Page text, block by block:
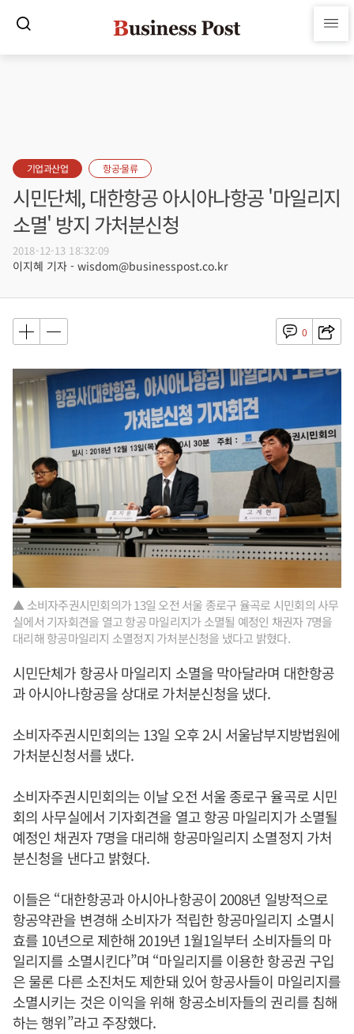
기업과산업 항공·물류
시민단체, 대한항공 아시아나항공 '마일리지
소멸' 방지 가처분신청
2018-12-13 18:32:09
이지혜 기자 - wisdom@businesspost.co.kr
0
▲ 소비자주권시민회의가 13일 오전 서울 종로구 율곡로 시민회의 사무
실에서 기자회견을 열고 항공 마일리지가 소멸될 예정인 채권자 7명을
대리해 항공마일리지 소멸정지 가처분신청을 냈다고 밝혔다.
시민단체가 항공사 마일리지 소멸을 막아달라며 대한항공
과 아시아나항공을 상대로 가처분신청을 냈다.
소비자주권시민회의는 13일 오후 2시 서울남부지방법원에
가처분신청서를 냈다.
소비자주권시민회의는 이날 오전 서울 종로구 율곡로 시민
회의 사무실에서 기자회견을 열고 항공 마일리지가 소멸될
예정인 채권자 7명을 대리해 항공마일리지 소멸정지 가처
분신청을 낸다고 밝혔다.
이들은 “대한항공과 아시아나항공이 2008년 일방적으로
항공약관을 변경해 소비자가 적립한 항공마일리지 소멸시
효를 10년으로 제한해 2019년 1월1일부터 소비자들의 마
일리지를 소멸시킨다”며 “마일리지를 이용한 항공권 구입
은 물론 다른 소진처도 제한돼 있어 항공사들이 마일리지를
소멸시키는 것은 이익을 위해 항공소비자들의 권리를 침해
하는 행위”라고 주장했다.